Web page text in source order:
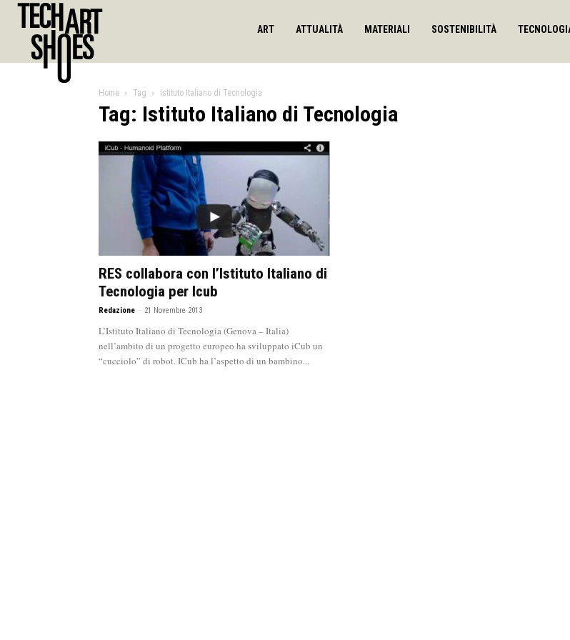
ART ATTUALITÀ MATERIALI SOSTENIBILITÀ
Home Tag Istituto Italiano di Tecnologia
Tag: Istituto Italiano di Tecnologia
RES collabora con l’Istituto Italiano di
Tecnologia per Icub
Redazione - 21 Novembre 2013
L’Istituto Italiano di Tecnologia (Genova – Italia)
nell’ambito di un progetto europeo ha sviluppato iCub un
“cucciolo” di robot. ICub ha l’aspetto di un bambino...